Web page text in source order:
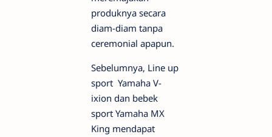
produknya secara
diam-diam tanpa
ceremonial apapun.
Sebelumnya, Line up
sport Yamaha V-
ixion dan bebek
sport Yamaha MX
King mendapat